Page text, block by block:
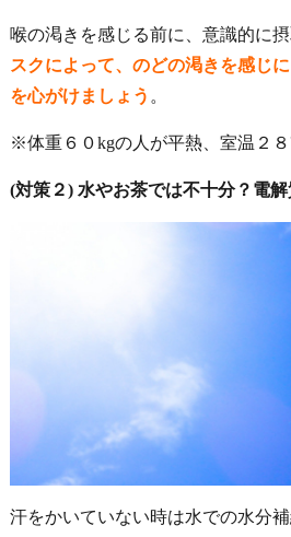
喉の渇きを感じる前に、意識的に摂
スクによって、のどの渇きを感じ
を心がけましょう 。
※体重６０kgの人が平熱、室温２
(対策２) 水やお茶では不十分？電
汗をかいていない時は水での水分